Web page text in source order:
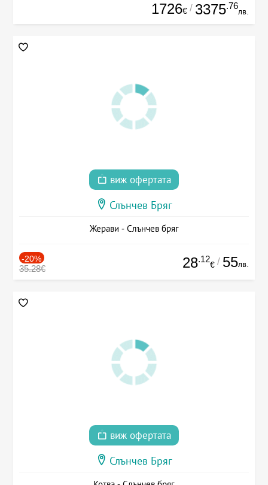
1726€ / 3375.76
лв.
виж офертата
Слънчев Бряг
Жерави - Слънчев бряг
-20%
35.28€ 28.12
€ / 55лв.
виж офертата
Слънчев Бряг